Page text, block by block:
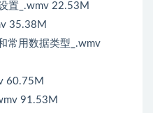
置_.wmv 22.53M
35.38M
常用数据类型_.wmv
60.75M
91.53M